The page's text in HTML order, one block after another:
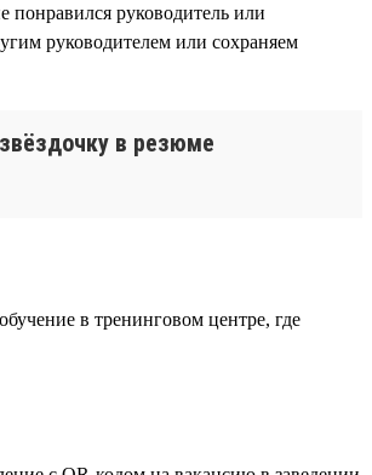
понравился руководитель или
руководителем или сохраняем
в резюме
в тренинговом центре, где